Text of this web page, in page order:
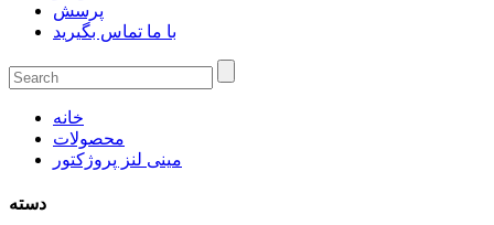
پرسش
با ما تماس بگیرید
خانه
محصولات
مینی لنز پروژکتور
دسته